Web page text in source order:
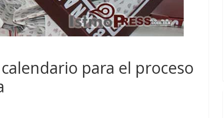
calendario para el proceso